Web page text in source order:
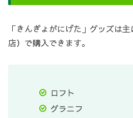
「きんぎょがにげた」グッズは
店）で購入できます。
ロフト
グラニフ